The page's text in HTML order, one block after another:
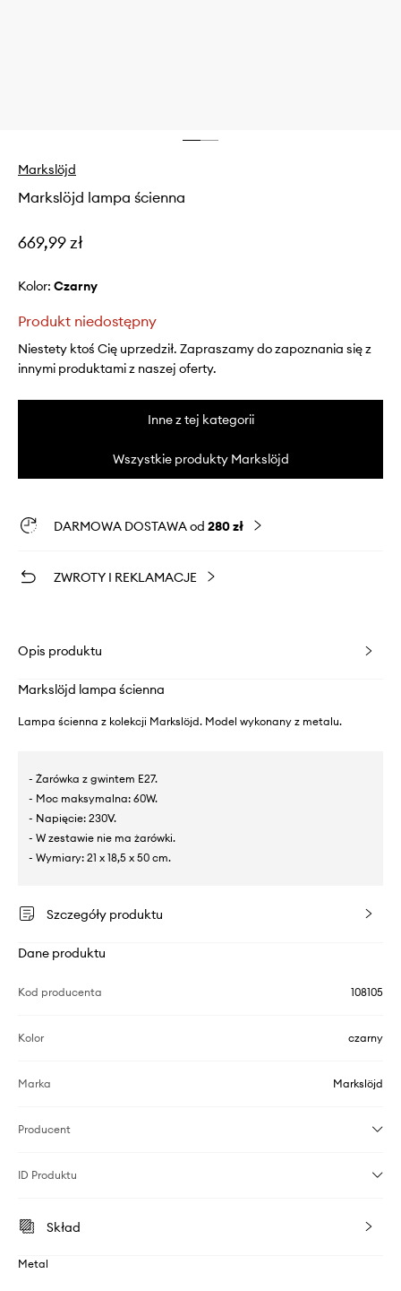
Markslöjd
Markslöjd lampa ścienna
669,99 zł
Kolor: czarny
Produkt niedostępny
Niestety ktoś Cię uprzedził. Zapraszamy do zapoznania się z
innymi produktami z naszej oferty.
Inne z tej kategorii
Wszystkie produkty Markslöjd
DARMOWA DOSTAWA od 280 zł
ZWROTY I REKLAMACJE
Opis produktu
Markslöjd lampa ścienna
Lampa ścienna z kolekcji Markslöjd. Model wykonany z metalu.
- Żarówka z gwintem E27.
- Moc maksymalna: 60W.
- Napięcie: 230V.
- W zestawie nie ma żarówki.
- Wymiary: 21 x 18,5 x 50 cm.
Szczegóły produktu
Dane produktu
Kod producenta 108105
Kolor czarny
Marka Markslöjd
Producent
ID Produktu
Skład
Metal